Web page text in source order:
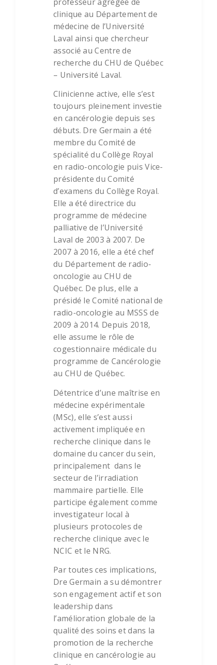
clinique au Département de
médecine de l’Université
Laval ainsi que chercheur
associé au Centre de
recherche du CHU de Québec
– Université Laval.
Clinicienne active, elle s’est
toujours pleinement investie
en cancérologie depuis ses
débuts. Dre Germain a été
membre du Comité de
spécialité du Collège Royal
en radio-oncologie puis Vice-
présidente du Comité
d’examens du Collège Royal.
Elle a été directrice du
programme de médecine
palliative de l’Université
Laval de 2003 à 2007. De
2007 à 2016, elle a été chef
du Département de radio-
oncologie au CHU de
Québec. De plus, elle a
présidé le Comité national de
radio-oncologie au MSSS de
2009 à 2014. Depuis 2018,
elle assume le rôle de
cogestionnaire médicale du
programme de Cancérologie
au CHU de Québec.
Détentrice d’une maîtrise en
médecine expérimentale
(MSc), elle s’est aussi
activement impliquée en
recherche clinique dans le
domaine du cancer du sein,
principalement dans le
secteur de l’irradiation
mammaire partielle. Elle
participe également comme
investigateur local à
plusieurs protocoles de
recherche clinique avec le
NCIC et le NRG.
Par toutes ces implications,
Dre Germain a su démontrer
son engagement actif et son
leadership dans
l’amélioration globale de la
qualité des soins et dans la
promotion de la recherche
clinique en cancérologie au